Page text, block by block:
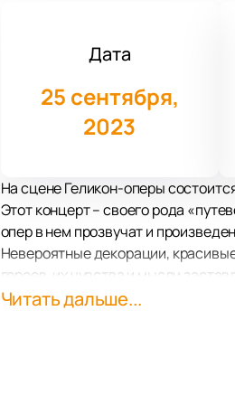
Дата
25 сентября,
2023
На сцене Геликон-оперы
Этот концерт – своего рода
опер в нем прозвучат и
Невероятные декорации,
героев, их чувства и мысли
Постановка «Травиата»
Читать дальше...